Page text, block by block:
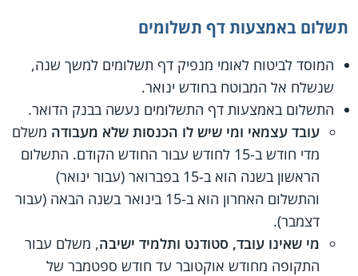
תשלום באמצעות דף תשלומים
המוסד לביטוח לאומי מנפיק דף תשלומים למשך שנה,
שנשלח אל המבוטח בחודש ינואר.
התשלום באמצעות דף התשלומים נעשה בבנק הדואר.
עובד עצמאי ומי שיש לו הכנסות שלא מעבודה משלם
מדי חודש ב-15 לחודש עבור החודש הקודם. התשלום
הראשון בשנה הוא ב-15 בפברואר (עבור ינואר)
והתשלום האחרון הוא ב-15 בינואר בשנה הבאה (עבור
דצמבר).
מי שאינו עובד, סטודנט ותלמיד ישיבה, משלם עבור
התקופה מחודש אוקטובר עד חודש ספטמבר של